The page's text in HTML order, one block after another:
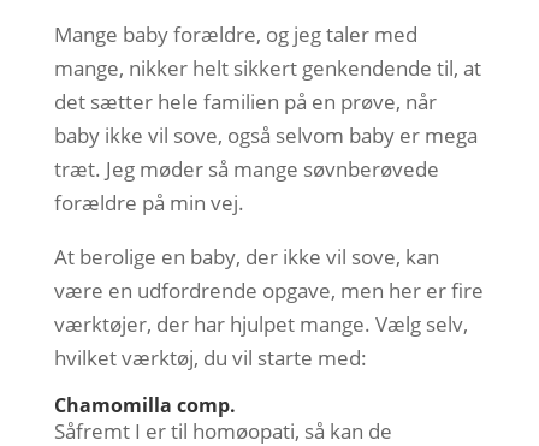
Mange baby forældre, og jeg taler med
mange, nikker helt sikkert genkendende til, at
det sætter hele familien på en prøve, når
baby ikke vil sove, også selvom baby er mega
træt. Jeg møder så mange søvnberøvede
forældre på min vej.
At berolige en baby, der ikke vil sove, kan
være en udfordrende opgave, men her er fire
værktøjer, der har hjulpet mange. Vælg selv,
hvilket værktøj, du vil starte med:
Chamomilla comp.
Såfremt I er til homøopati, så kan de